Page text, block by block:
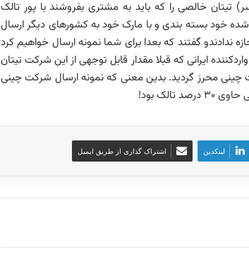
خالصی را که باید به مشتری بفروشند با پور تالک
کیسه های تهیه شده خود بسته بندی و با مارک خود به کشورهای دیگر ارسال
ندادندو گفتند که بعدا برای شما نمونه ارسال خواهیم کرد
ایرانی که قبلا مقدار قابل توجهی از این شرکت تیتان
چینی محرز گردید. بدین معنی که نمونه ارسال شرکت چینی
بود!
لینکدین اشتراک گذاری از طریق ایمیل